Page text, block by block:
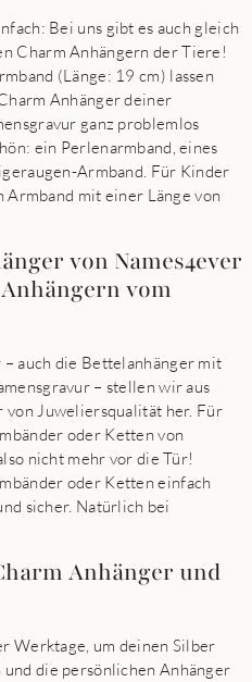
Bei uns gibt es auch gleich
Charm Anhängern der Tiere!
(Länge: 19 cm) lassen
Anhänger deiner
ganz problemlos
ein Perlenarmband, eines
Armband. Für Kinder
mit einer Länge von
von Names4ever
vom
auch die Bettelanhänger mit
– stellen wir aus
von Juweliersqualität her. Für
oder Ketten von
nicht mehr vor die Tür!
oder Ketten einfach
sicher. Natürlich bei
Anhänger und
Werktage, um deinen Silber
die persönlichen Anhänger